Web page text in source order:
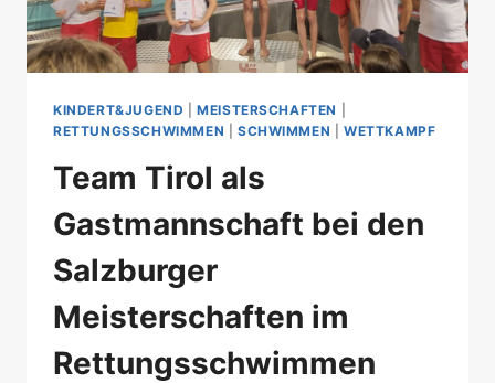
KINDERT&JUGEND |MEISTERSCHAFTEN
RETTUNGSSCHWIMMEN
SCHWIMMEN |WETTKAMPF
Team Tirol als
Gastmannschaft bei den
Salzburger
Meisterschaften im
Rettungsschwimmen